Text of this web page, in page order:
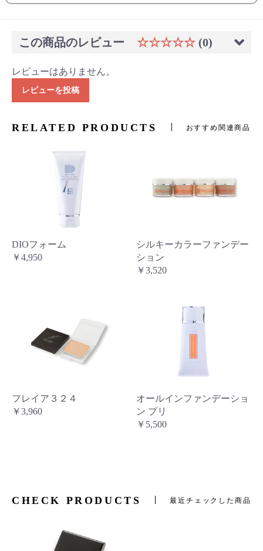
この商品のレビュー ☆☆☆☆☆ (0)
レビューはありません。
レビューを投稿
RELATED PRODUCTS おすすめ関連商品
DIOフォーム
￥4,950
シルキーカラーファンデー
ション
￥3,520
フレイア３２４
￥3,960
オールインファンデーショ
ン プリ
￥5,500
CHECK PRODUCTS 最近チェックした商品